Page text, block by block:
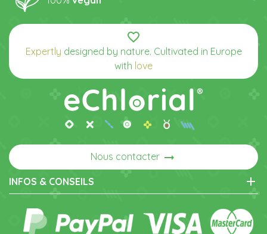
favorite_border
Expertly designed by nature. Cultivated in Europe
with love
Nous contacter arrow_right_alt
INFOS & CONSEILS add